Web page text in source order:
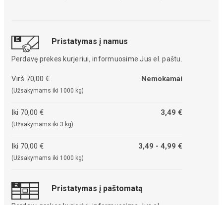
Pristatymas į namus
Perdavę prekes kurjeriui, informuosime Jus el. paštu.
Virš 70,00 €
(Užsakymams iki 1000 kg)
Nemokamai
Iki 70,00 €
(Užsakymams iki 3 kg)
3,49 €
Iki 70,00 €
(Užsakymams iki 1000 kg)
3,49 - 4,99 €
Pristatymas į paštomatą